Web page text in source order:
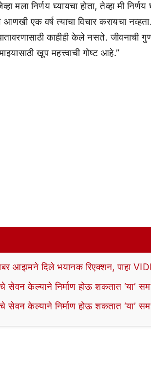
निर्णय घ्यायचा होता, तेव्हा मी निर्णय
एक वर्ष त्याचा विचार करायचा
काहीही केले नसते. जीवनाची
खूप महत्त्वाची गोष्ट आहे.”
आझमने दिले भयानक रिएक्शन, पाहा
केल्याने निर्माण होऊ शकतात ‘या’
केल्याने निर्माण होऊ शकतात ‘या’